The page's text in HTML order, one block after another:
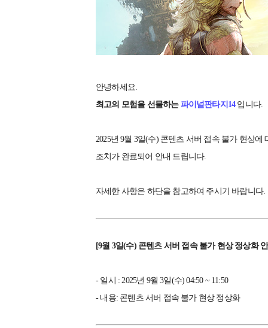
안녕하세요.
최고의 모험을 선물하는 파이널판타지14입니다.
2025년 9월 3일(수) 콘텐츠 서버 접속 불가 현상에
조치가 완료되어 안내 드립니다.
자세한 사항은 하단을 참고하여 주시기 바랍니다.
[9월 3일(수) 콘텐츠 서버 접속 불가 현상 정상화
- 일시 : 2025년 9월 3일(수) 04:50 ~ 11:50
- 내용: 콘텐츠 서버 접속 불가 현상 정상화